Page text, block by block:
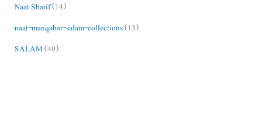
Naat Sharif(14)
naat-manqabat-salam-collections(13)
SALAM(40)